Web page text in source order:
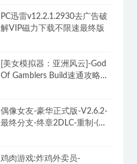
PC迅雷v12.2.1.2930去广告破
解VIP磁力下载不限速最终版
[美女模拟器：亚洲风云]-God
Of Gamblers Build速通攻略
偶像女友-豪华正式版-V2.6.2-
最终分支-终章2DLC-重制-(官
鸡肉游戏:炸鸡外卖员-